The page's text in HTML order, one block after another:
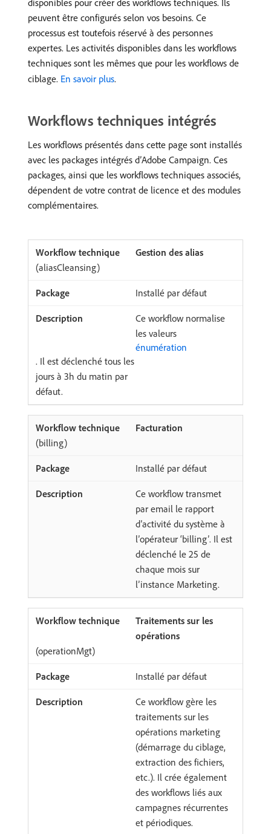
disponibles pour créer des workflows techniques. Ils
peuvent être configurés selon vos besoins. Ce
processus est toutefois réservé à des personnes
expertes. Les activités disponibles dans les workflows
techniques sont les mêmes que pour les workflows de
ciblage. En savoir plus.
Workflows techniques intégrés
Les workflows présentés dans cette page sont installés
avec les packages intégrés d’Adobe Campaign. Ces
packages, ainsi que les workflows techniques associés,
dépendent de votre contrat de licence et des modules
complémentaires.
Gestion des alias
(aliasCleansing)
Installé par défaut
Ce workflow normalise
les valeurs
énumération
. Il est déclenché tous les
jours à 3h du matin par
défaut.
Facturation
(billing)
Installé par défaut
Ce workflow transmet
par email le rapport
d’activité du système à
l’opérateur ‘billing’. Il est
déclenché le 25 de
chaque mois sur
l’instance Marketing.
Traitements sur les
opérations
(operationMgt)
Installé par défaut
Ce workflow gère les
traitements sur les
opérations marketing
(démarrage du ciblage,
extraction des fichiers,
etc.). Il crée également
des workflows liés aux
campagnes récurrentes
et périodiques.